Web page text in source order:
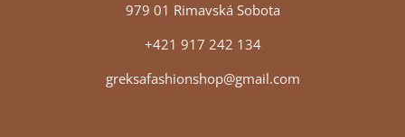
979 01 Rimavská Sobota
+421 917 242 134
greksafashionshop@gmail.com